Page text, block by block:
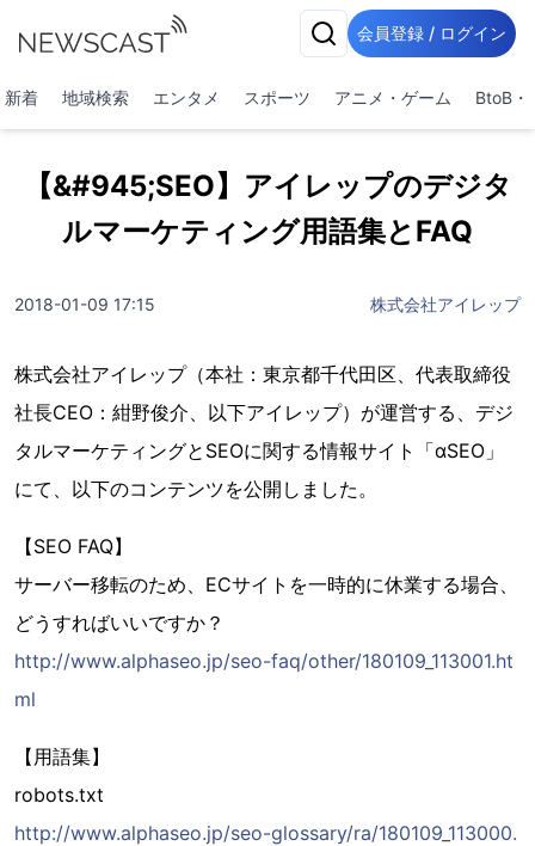
会員登録 / ログイン
新着 地域検索 エンタメ スポーツ アニメ・ゲーム BtoB・
【&#945;SEO】アイレップのデジタ
ルマーケティング用語集とFAQ
2018-01-09 17:15 株式会社アイレップ
株式会社アイレップ（本社：東京都千代田区、代表取締役
社長CEO：紺野俊介、以下アイレップ）が運営する、デジ
タルマーケティングとSEOに関する情報サイト「αSEO」
にて、以下のコンテンツを公開しました。
【SEO FAQ】
サーバー移転のため、ECサイトを一時的に休業する場合、
どうすればいいですか？
http://www.alphaseo.jp/seo-faq/other/180109_113001.ht
ml
【用語集】
robots.txt
http://www.alphaseo.jp/seo-glossary/ra/180109_113000.